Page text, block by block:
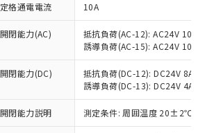
定格通電電流 10A
開閉能力(AC)
抵抗負荷(AC-12): AC24V 10A/
誘導負荷(AC-15): AC24V
開閉能力(DC)
抵抗負荷(DC-12): DC24V 8A/
誘導負荷(DC-13): DC24V 4A/
開閉能力説明 測定条件: 周囲温度 20±2℃、
条件
をお読みいただき、同意のうえ
：EU RoHS指令（10物質）の
応した製品が提供可能な商品で
EU RoHS指令（10物質）の非含
た製品に切り替える予定のある
し：EU RoHS指令（10物質）の
対応の商品で、対応品を出す予